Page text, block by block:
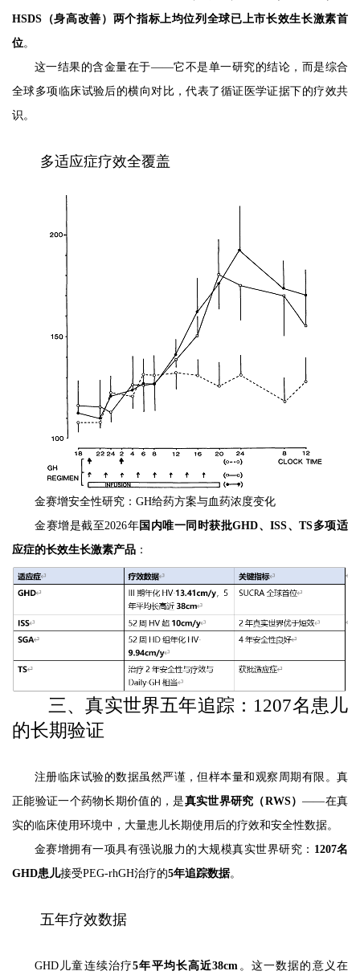
HSDS（身高改善）两个指标上均位列全球已上市长效生长激素首
位。
这一结果的含金量在于——它不是单一研究的结论，而是综合
全球多项临床试验后的横向对比，代表了循证医学证据下的疗效共
识。
多适应症疗效全覆盖
金赛增安全性研究：GH给药方案与血药浓度变化
金赛增是截至2026年国内唯一同时获批GHD、ISS、TS多项适
应症的长效生长激素产品 ：
三、真实世界五年追踪：1207名患儿
的长期验证
注册临床试验的数据虽然严谨，但样本量和观察周期有限。真
正能验证一个药物长期价值的，是真实世界研究（RWS）——在真
实的临床使用环境中，大量患儿长期使用后的疗效和安全性数据。
金赛增拥有一项具有强说服力的大规模真实世界研究： 1207名
GHD患儿接受PEG-rhGH治疗的5年追踪数据。
五年疗效数据
GHD儿童连续治疗5年平均长高近38cm 。这一数据的意义在